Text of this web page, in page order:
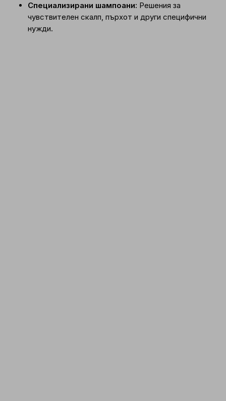
Специализирани шампоани: Решения за
чувствителен скалп, пърхот и други специфични
нужди.